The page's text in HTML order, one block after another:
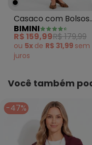
Casaco com Bolsos
Soft Vermelho
BIMINI
R$ 159,99R$ 179,99
ou 5x de R$ 31,99 sem
juros
Você também
-47%